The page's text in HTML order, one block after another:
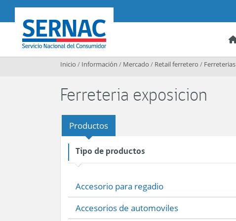
SERNAC
Inicio / Información / Mercado / Retail ferretero / Ferreterias
Ferreteria exposicion
Productos
Tipo de productos
Accesorio para regadio
Accesorios de automoviles